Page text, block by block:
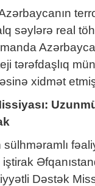
səylərə real
tərəfdaşlıq
xidmət
sülhməramlı
iştirak
Dəstək